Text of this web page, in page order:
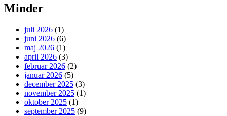
Minder
juli 2026 (1)
juni 2026 (6)
maj 2026 (1)
april 2026 (3)
februar 2026 (2)
januar 2026 (5)
december 2025 (3)
november 2025 (1)
oktober 2025 (1)
september 2025 (9)